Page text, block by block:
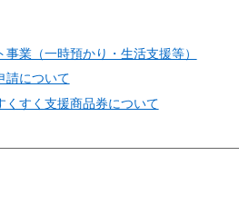
業（一時預かり・生活支援等）
請について
くすく支援商品券について